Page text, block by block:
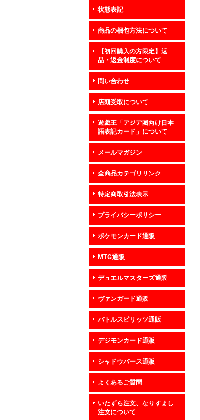
状態表記
商品の梱包方法について
【初回購入の方限定】返
品・返金制度について
問い合わせ
店頭受取について
遊戯王「アジア圏向け日本
語表記カード」について
メールマガジン
全商品カテゴリリンク
特定商取引法表示
プライバシーポリシー
ポケモンカード通販
MTG通販
デュエルマスターズ通販
ヴァンガード通販
バトルスピリッツ通販
デジモンカード通販
シャドウバース通販
よくあるご質問
いたずら注文、なりすまし
注文について